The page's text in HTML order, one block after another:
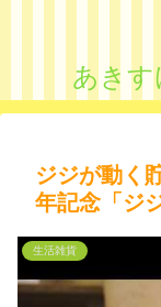
あきす
ジジが動く
年記念「ジ
生活雑貨